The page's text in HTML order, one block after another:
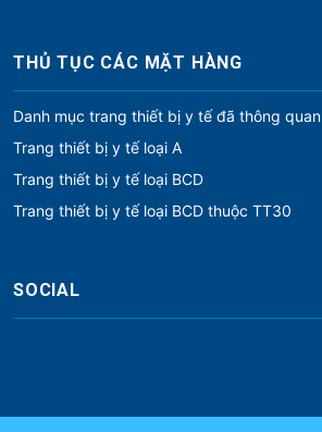
THỦ TỤC CÁC MẶT HÀNG
Danh mục trang thiết bị y tế đã thông quan
Trang thiết bị y tế loại A
Trang thiết bị y tế loại BCD
Trang thiết bị y tế loại BCD thuộc TT30
SOCIAL